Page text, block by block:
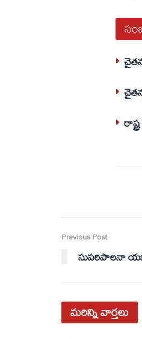
Previous Post
సుపరిపాలనా
మరిన్నివార్తలు